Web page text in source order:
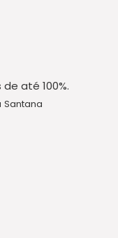
até 100%.
Santana